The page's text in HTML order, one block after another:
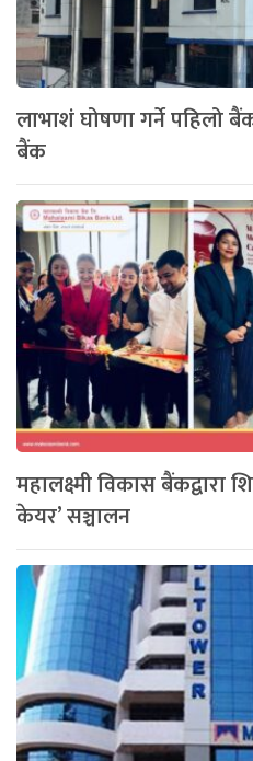
लाभाशं घोषणा गर्ने पहिलो
बैंक
महालक्ष्मी विकास बैंकद्वारा
केयर’ सञ्चालन